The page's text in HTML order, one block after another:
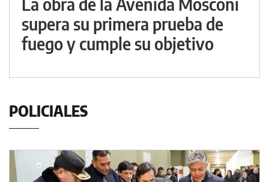
supera su primera prueba de
fuego y cumple su objetivo
POLICIALES